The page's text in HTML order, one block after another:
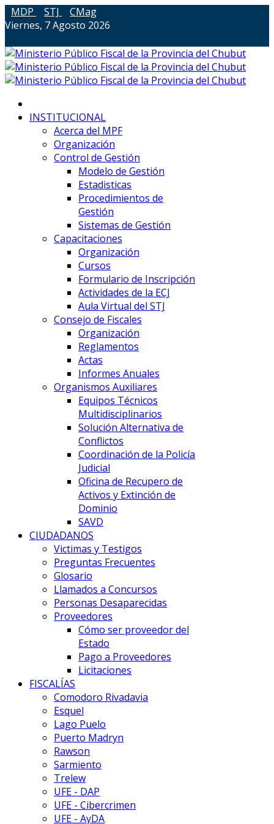
MDP STJ
CMag
Viernes, 7 Agosto 2026
INSTITUCIONAL
Acerca del MPF
Organización
Control de Gestión
Modelo de Gestión
Estadisticas
Procedimientos de
Gestión
Sistemas de Gestión
Capacitaciones
Organización
Cursos
Formulario de Inscripción
Actividades de la ECJ
Aula Virtual del STJ
Consejo de Fiscales
Organización
Reglamentos
Actas
Informes Anuales
Organismos Auxiliares
Equipos Técnicos
Multidisciplinarios
Solución Alternativa de
Conflictos
Coordinación de la Policía
Judicial
Oficina de Recupero de
Activos y Extinción de
Dominio
SAVD
CIUDADANOS
Victimas y Testigos
Preguntas Frecuentes
Glosario
Llamados a Concursos
Personas Desaparecidas
Proveedores
Cómo ser proveedor del
Estado
Pago a Proveedores
Licitaciones
FISCALÍAS
Comodoro Rivadavia
Esquel
Lago Puelo
Puerto Madryn
Rawson
Sarmiento
Trelew
UFE - DAP
UFE - Cibercrimen
UFE - AyDA